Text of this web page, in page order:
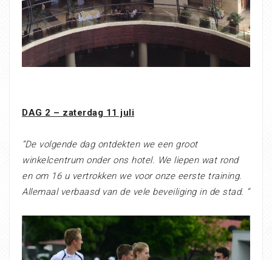
DAG 2 – zaterdag 11 juli
“De volgende dag ontdekten we een groot
winkelcentrum onder ons hotel. We liepen wat rond
en om 16 u vertrokken we voor onze eerste training.
Allemaal verbaasd van de vele beveiliging in de stad. “